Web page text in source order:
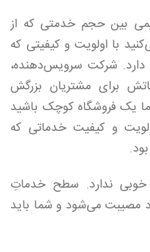
بین حجم خدمتی که از
با اولویت و کیفیتی که
شرکت سرویس‌دهنده،
برای مشتریان بزرگش
یک فروشگاه کوچک باشید
و کیفیت خدماتی که
خوبی ندارد. سطح خدماتِ
مصیبت می‌شود و شما باید